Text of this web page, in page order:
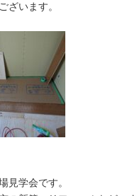
ざいます。
見学会です。